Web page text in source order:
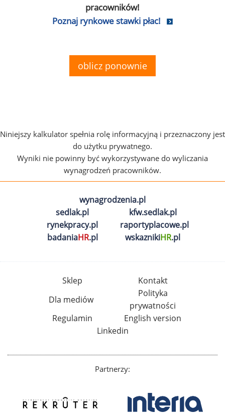
pracowników!
Poznaj rynkowe stawki płac!
oblicz ponownie
Niniejszy kalkulator spełnia rolę informacyjną i przeznaczony jest
do użytku prywatnego.
Wyniki nie powinny być wykorzystywane do wyliczania
wynagrodzeń pracowników.
wynagrodzenia.pl
sedlak.pl
kfw.sedlak.pl
rynekpracy.pl
raportyplacowe.pl
badaniaHR.pl wskaznikiHR.pl
Sklep
Kontakt
Dla mediów
Polityka
prywatności
Regulamin
English version
Linkedin
Partnerzy: